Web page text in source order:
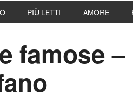
PIÙ LETTI AMORE
famose